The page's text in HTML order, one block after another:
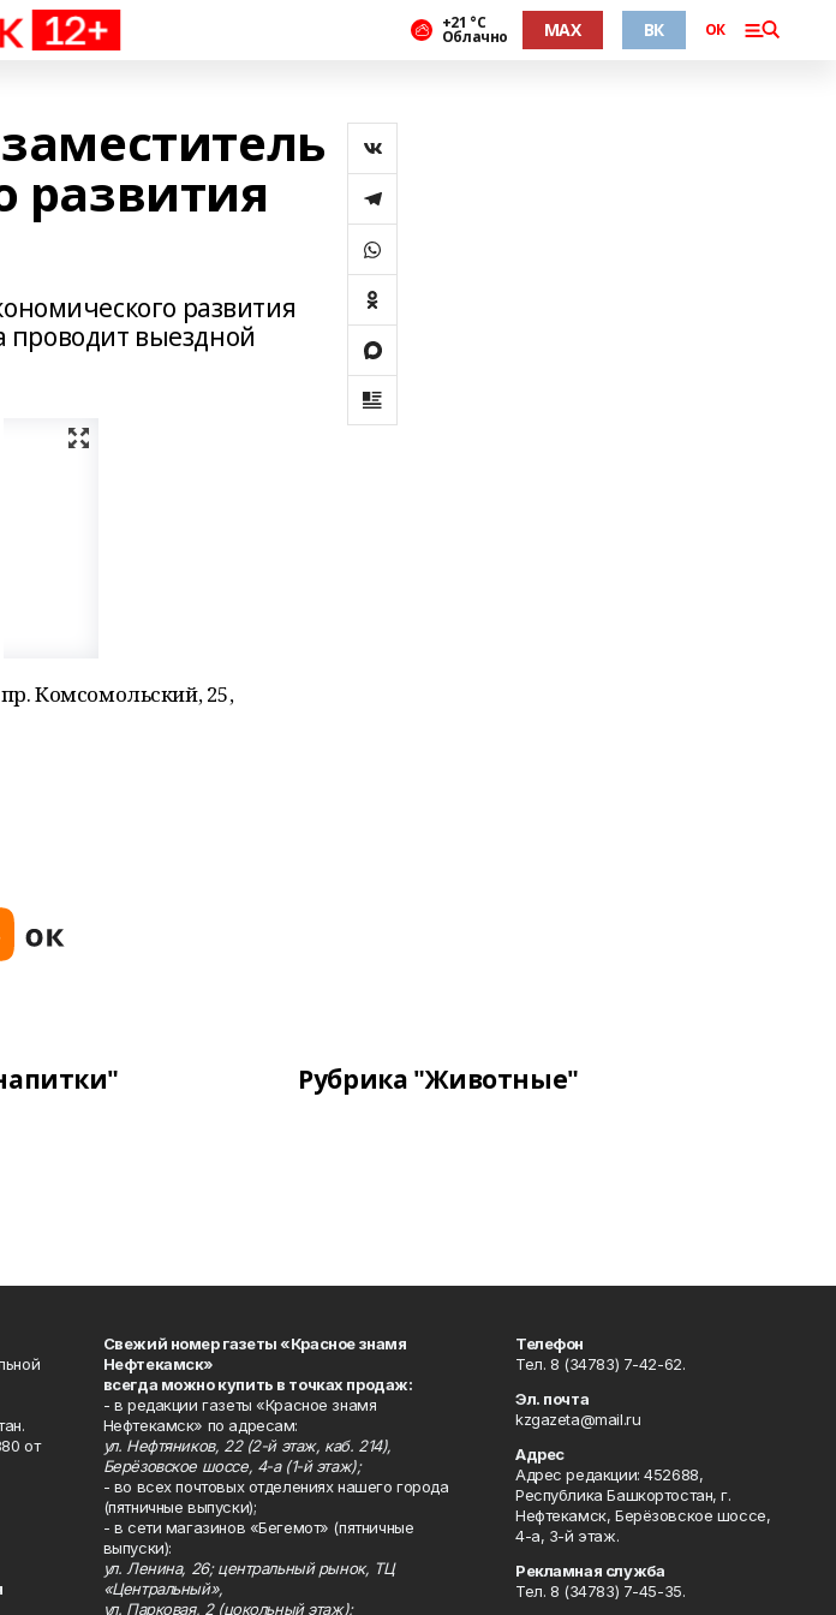
+21 °С
Облачно MAX ВК ОК
развития
развития
проводит выездной
Комсомольский, 25,
Рубрика "Животные"
от
Свежий номер газеты «Красное знамя
Нефтекамск»
всегда можно купить в точках продаж:
- в редакции газеты «Красное знамя
Нефтекамск» по адресам:
ул. Нефтяников, 22 (2-й этаж, каб. 214),
Берёзовское шоссе, 4-а (1-й этаж);
- во всех почтовых отделениях нашего города
(пятничные выпуски);
- в сети магазинов «Бегемот» (пятничные
выпуски):
ул. Ленина, 26; центральный рынок, ТЦ
«Центральный»,
ул. Парковая, 2 (цокольный этаж);
Телефон
Тел. 8 (34783) 7-42-62.
Эл. почта
kzgazeta@mail.ru
Адрес
Адрес редакции: 452688,
Республика Башкортостан, г.
Нефтекамск, Берёзовское шоссе,
4-а, 3-й этаж.
Рекламная служба
Тел. 8 (34783) 7-45-35.